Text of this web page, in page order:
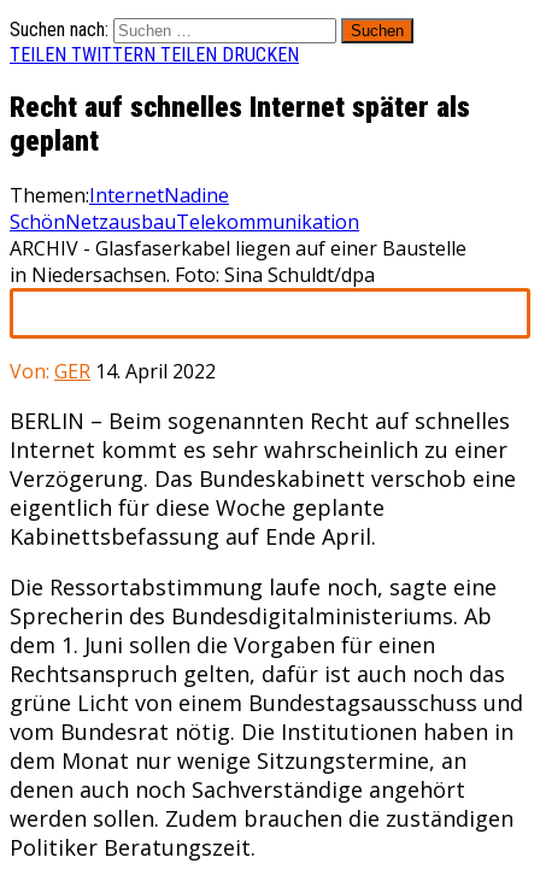
Suchen nach:
TEILEN TWITTERN TEILEN DRUCKEN
Recht auf schnelles Internet später als
geplant
Themen:InternetNadine
SchönNetzausbauTelekommunikation
ARCHIV - Glasfaserkabel liegen auf einer Baustelle
in Niedersachsen. Foto: Sina Schuldt/dpa
Von: GER 14. April 2022
BERLIN – Beim sogenannten Recht auf schnelles
Internet kommt es sehr wahrscheinlich zu einer
Verzögerung. Das Bundeskabinett verschob eine
eigentlich für diese Woche geplante
Kabinettsbefassung auf Ende April.
Die Ressortabstimmung laufe noch, sagte eine
Sprecherin des Bundesdigitalministeriums. Ab
dem 1. Juni sollen die Vorgaben für einen
Rechtsanspruch gelten, dafür ist auch noch das
grüne Licht von einem Bundestagsausschuss und
vom Bundesrat nötig. Die Institutionen haben in
dem Monat nur wenige Sitzungstermine, an
denen auch noch Sachverständige angehört
werden sollen. Zudem brauchen die zuständigen
Politiker Beratungszeit.